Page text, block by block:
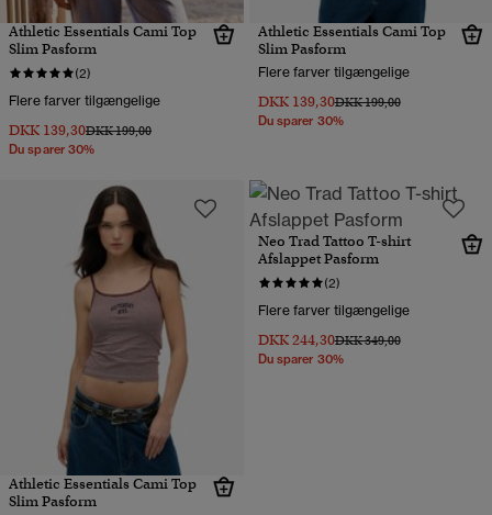
Athletic Essentials Cami Top
Slim Pasform
(2)
Flere farver tilgængelige
DKK 139,30Pris nedsat fra
DKK 199,00til
Du sparer 30%
Athletic Essentials Cami Top
Slim Pasform
Flere farver tilgængelige
DKK 139,30Pris nedsat fra
DKK 199,00til
Du sparer 30%
Athletic Essentials Cami Top
Slim Pasform
Neo Trad Tattoo T-shirt
Afslappet Pasform
(2)
Flere farver tilgængelige
DKK 244,30Pris nedsat fra
DKK 349,00til
Du sparer 30%